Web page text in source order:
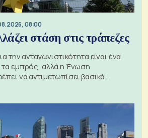
08:00
στάση στις τράπεζες
την ανταγωνιστικότητα είναι ένα
εμπρός, αλλά η Ένωση
να αντιμετωπίσει βασικά